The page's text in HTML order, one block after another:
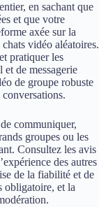
en sachant que
et que votre
axée sur la
vidéo aléatoires.
pratiquer les
et de messagerie
de groupe robuste
communiquer,
groupes ou les
Consultez les avis
des autres
de la fiabilité et de
obligatoire, et la